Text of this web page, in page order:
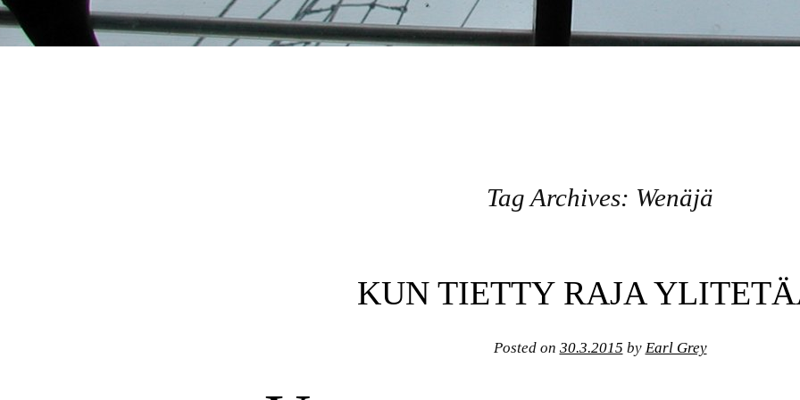
Tag Archives: Wenäjä
KUN TIETTY RAJA
Posted on 30.3.2015 by Earl Grey